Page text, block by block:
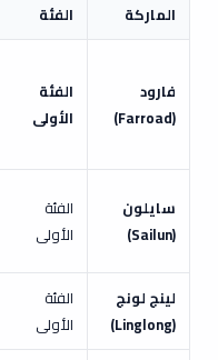
الماركة الفئة
فارود
(Farroad)
الفئة
الأولى
سايلون
(Sailun)
الفئة
الأولى
لينج لونج
(Linglong)
الفئة
الأولى